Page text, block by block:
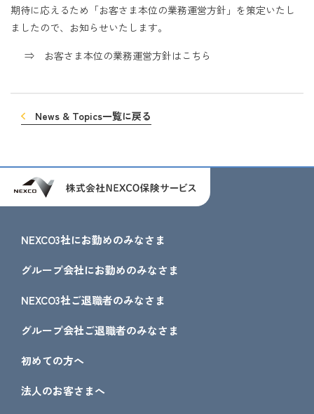
期待に応えるため「お客さま本位の業務運営方針」を策定いたし
ましたので、お知らせいたします。
⇒ お客さま本位の業務運営方針はこちら
News & Topics一覧に戻る
NEXCO3社にお勤めのみなさま
グループ会社にお勤めのみなさま
NEXCO3社ご退職者のみなさま
グループ会社ご退職者のみなさま
初めての方へ
法人のお客さまへ